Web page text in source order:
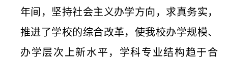
年间，坚持社会主义办学方向，求真务实，
推进了学校的综合改革，使我校办学规模、
办学层次上新水平，学科专业结构趋于合